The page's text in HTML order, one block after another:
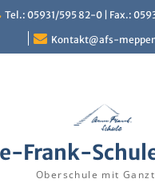
Tel.: 05931/595 82-0 | Fax.:
Kontakt@afs-
Frank-
Oberschule mit